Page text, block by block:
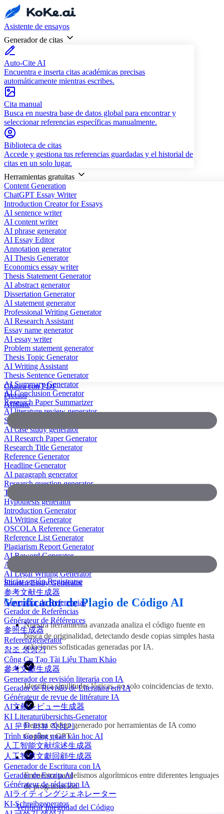
Asistente de ensayos
Generador de citas
Auto-Cite AI
Encuentra e inserta citas académicas precisas
automáticamente mientras escribes.
Cita manual
Busca en nuestra base de datos global para encontrar y
seleccionar referencias específicas manualmente.
Biblioteca de citas
Accede y gestiona tus referencias guardadas y el historial de
citas en un solo lugar.
Herramientas gratuitas
Content Generation
ChatGPT Essay Writer
Introduction Creator for Essays
AI sentence writer
AI content writer
AI phrase generator
AI Essay Editor
Annotation generator
AI Thesis Generator
Economics essay writer
Thesis Statement Generator
AI abstract generator
Dissertation Generator
AI statement generator
Professional Writing Generator
AI Research Assistant
Essay name generator
AI essay writer
Problem statement generator
Thesis Topic Generator
AI Writing Assistant
Thesis Sentence Generator
AI Summary Generator
AI Conclusion Generator
Research Paper Summarizer
AI literature review generator
Scientific Paper Summarizer
AI case study generator
AI Research Paper Generator
Research Title Generator
Reference Generator
Headline Generator
AI paragraph generator
Research question generator
Thesis paragraph generator
Hypothesis generator
Introduction Generator
AI Writing Generator
OSCOLA Reference Generator
Reference List Generator
Plagiarism Report Generator
AI Reword Generator
AI Bullet Point Generator
AI Legal Writing Generator
Shorten Essay Generator
参考文献生成器
Generador de Referencias
Gerador de Referências
Générateur de Références
参照生成器
Referenzgenerator
참조 생성기
Công Cụ Tạo Tài Liệu Tham Khảo
參考文獻生成器
Generador de revisión literaria con IA
Gerador de Revisão de Literatura em IA
Générateur de revue de littérature IA
AI文献レビュー生成器
KI Literaturübersichts-Generator
AI 문헌 리뷰 작성기
Trình tạo tổng quan văn học AI
人工智能文献综述生成器
人工智慧文獻回顧生成器
Generador de Escritura con IA
Gerador de Escrita AI
Générateur de rédaction IA
AIライティングジェネレーター
KI-Schreibgenerator
Chatea con PDF
Precios
Affiliate
Iniciar sesiónRegistrarse
Verificador de Plagio de Código AI
Nuestra herramienta avanzada analiza el código fuente en
busca de originalidad, detectando desde copias simples hasta
soluciones sofisticadas generadas por IA.
Identifica similitudes lógicas, no solo coincidencias de texto.
Detecta código generado por herramientas de IA como
Copilot y GPT.
Encuentra paralelismos algorítmicos entre diferentes lenguajes
de programación.
Verificar Integridad del Código